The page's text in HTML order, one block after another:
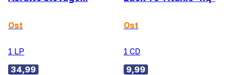
Ost
1 LP
34,99
Ost
1 CD
9,99